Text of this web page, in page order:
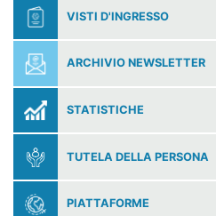
VISTI D'INGRESSO
ARCHIVIO NEWSLETTER
STATISTICHE
TUTELA DELLA PERSONA
PIATTAFORME